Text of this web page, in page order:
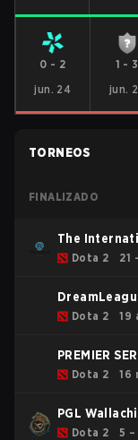
0 - 2
jun. 24
1 - 3
jun.
TORNEOS
FINALIZADO
The
Dota 2 21
Dota 2 19
PREMIER
Dota 2 16
PGL
Dota 2 5 –